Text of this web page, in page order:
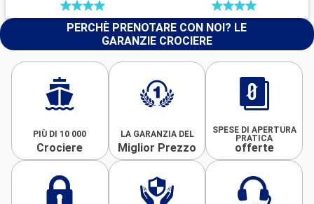
PERCHÈ PRENOTARE CON NOI? LE
GARANZIE CROCIERE
PIÙ DI 10 000
Crociere
LA GARANZIA DEL
Miglior Prezzo
SPESE DI APERTURA
PRATICA
offerte